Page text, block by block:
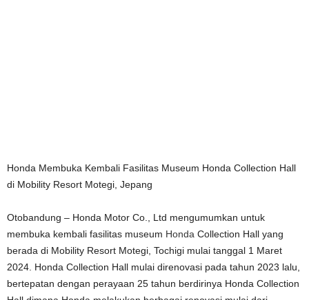
Honda Membuka Kembali Fasilitas Museum Honda Collection Hall
di Mobility Resort Motegi, Jepang
Otobandung – Honda Motor Co., Ltd mengumumkan untuk
membuka kembali fasilitas museum Honda Collection Hall yang
berada di Mobility Resort Motegi, Tochigi mulai tanggal 1 Maret
2024. Honda Collection Hall mulai direnovasi pada tahun 2023 lalu,
bertepatan dengan perayaan 25 tahun berdirinya Honda Collection